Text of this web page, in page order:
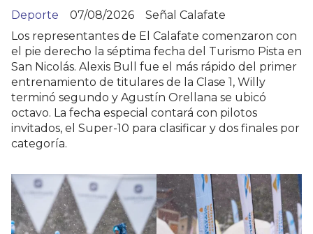
Señal Calafate
Deporte
07/08/2026
Los representantes de El Calafate comenzaron con
el pie derecho la séptima fecha del Turismo Pista en
San Nicolás. Alexis Bull fue el más rápido del primer
entrenamiento de titulares de la Clase 1, Willy
terminó segundo y Agustín Orellana se ubicó
octavo. La fecha especial contará con pilotos
invitados, el Super-10 para clasificar y dos finales por
categoría.